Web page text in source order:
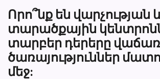
Որո՞նք են վարչության
տարածքային
տարբեր դերերը
ծառայություններ
մեջ: